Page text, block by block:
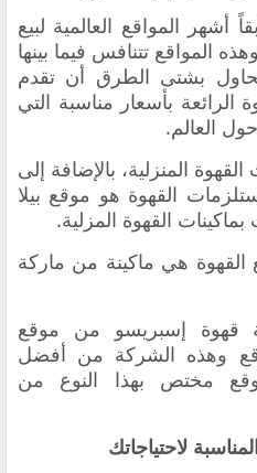
أشهر المواقع العالمية لبيع
القهوة لعام 2023، وهذه المواقع تتنافس فيما بينها
بشتى الطرق أن تقدم
الرائعة بأسعار مناسبة التي
العالم.
المنزلية، بالإضافة إلى
القهوة هو موقع بيلا
القهوة المزلية.
القهوة هي ماكينة من ماركة
قهوة إسبريسو من موقع
وهذه الشركة من أفضل
مختص بهذا النوع من
لاحتياجاتك